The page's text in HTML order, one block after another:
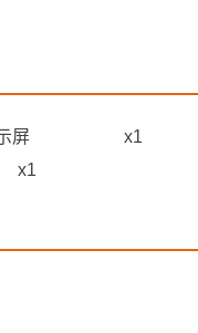
屏
x1
x1